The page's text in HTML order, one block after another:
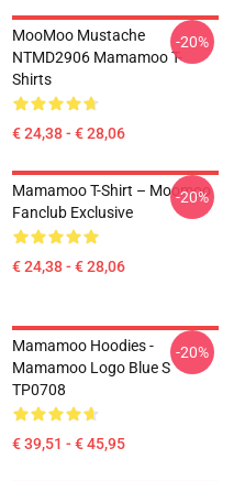
MooMoo Mustache
NTMD2906 Mamamoo T-
Shirts
€ 24,38 - € 28,06
-20%
Mamamoo T-Shirt – Moomoo
Fanclub Exclusive
€ 24,38 - € 28,06
-20%
Mamamoo Hoodies -
Mamamoo Logo Blue S
TP0708
€ 39,51 - € 45,95
-20%